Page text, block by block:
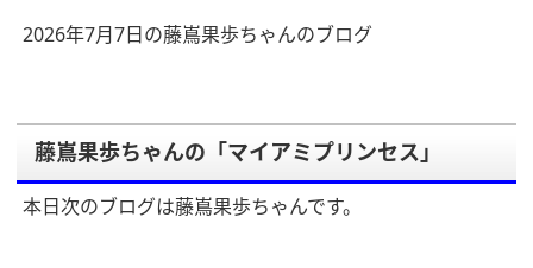
2026年7月7日の藤嶌果歩ちゃんのブログ
藤嶌果歩ちゃんの「マイアミプリンセス」
本日次のブログは藤嶌果歩ちゃんです。